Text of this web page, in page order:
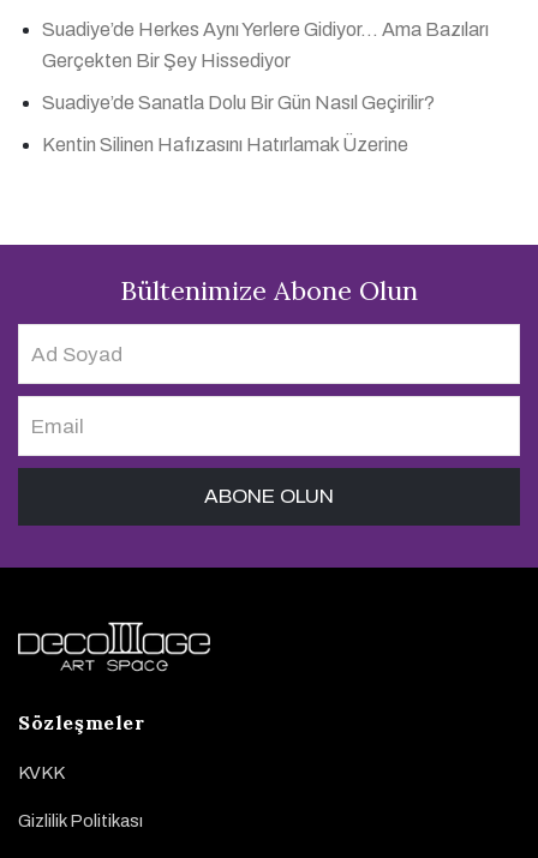
Suadiye’de Herkes Aynı Yerlere Gidiyor… Ama Bazıları
Gerçekten Bir Şey Hissediyor
Suadiye’de Sanatla Dolu Bir Gün Nasıl Geçirilir?
Kentin Silinen Hafızasını Hatırlamak Üzerine
Bültenimize Abone Olun
Sözleşmeler
KVKK
Gizlilik Politikası